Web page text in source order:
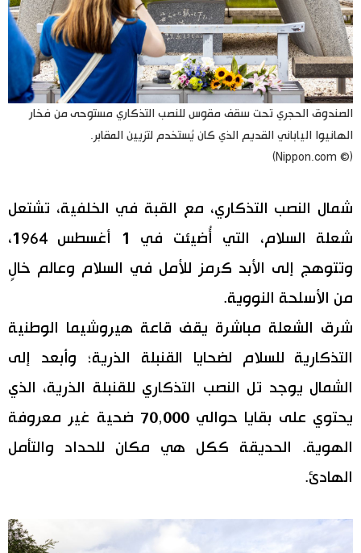
الصندوق الحجري تحت سقف مقوس للنصب التذكاري مستوحى من فخار
الهانيوا الياباني القديم الذي كان يُستخدم لتزيين المقابر.
(© Nippon.com)
شمال النصب التذكاري، مع القبة في الخلفية، تشتعل
شعلة السلام، التي أُضيئت في 1 أغسطس 1964،
وتتوهج إلى الأبد كرمز للأمل في السلام وعالم خالٍ
من الأسلحة النووية.
شرق الشعلة مباشرة يقف قاعة هيروشيما الوطنية
التذكارية للسلام لضحايا القنبلة الذرية؛ وأبعد إلى
الشمال يوجد تل النصب التذكاري للقنبلة الذرية، الذي
يحتوي على بقايا حوالي 70,000 ضحية غير معروفة
الهوية. الحديقة ككل هي مكان للحداد والتأمل
الهادئ.